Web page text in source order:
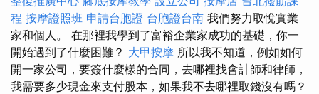
程 按摩證照班 申請台胞證 台胞證台南 我們努力取悅實業
家和個人。 在那裡我學到了富裕企業家成功的基礎，你一
開始遇到了什麼困難？ 大甲按摩 所以我不知道，例如如何
開一家公司，要簽什麼樣的合同，去哪裡找會計師和律師，
我需要多少現金來支付股本，如果我不去哪裡取錢沒有嗎？